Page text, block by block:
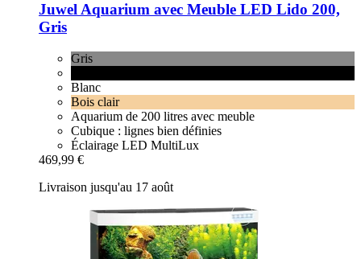
Juwel Aquarium avec Meuble LED Lido 200,
Gris
Gris
Blanc
Bois clair
Aquarium de 200 litres avec meuble
Cubique : lignes bien définies
Éclairage LED MultiLux
469,99 €
Livraison jusqu'au 17 août